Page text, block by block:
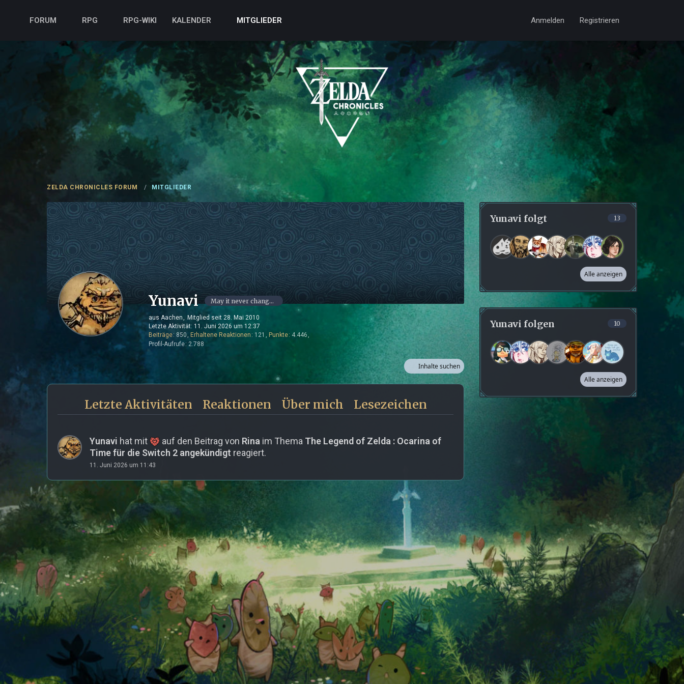
FORUM RPG RPG-WIKI KALENDER MITGLIEDER Anmelden Registrieren
ZELDA CHRONICLES FORUM MITGLIEDER
Yunavi May it never change us.
aus Aachen
Mitglied seit 28. Mai 2010
Letzte Aktivität: 11. Juni 2026 um 12:37
Beiträge 850 Erhaltene Reaktionen 121 Punkte 4.446
Profil-Aufrufe 2.788
Inhalte suchen
Letzte Aktivitäten Reaktionen Über mich Lesezeichen
Yunavi hat mit auf den Beitrag von Rina im Thema The Legend of Zelda : Ocarina of
Time für die Switch 2 angekündigt reagiert.
11. Juni 2026 um 11:43
Yunavi folgt 13
Alle anzeigen
Yunavi folgen 10
Alle anzeigen